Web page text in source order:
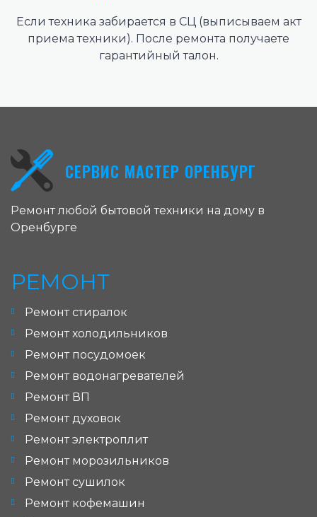
Если техника забирается в СЦ (выписываем акт
приема техники). После ремонта получаете
гарантийный талон.
СЕРВИС МАСТЕР ОРЕНБУРГ
Ремонт любой бытовой техники на дому в
Оренбурге
РЕМОНТ
Ремонт стиралок
Ремонт холодильников
Ремонт посудомоек
Ремонт водонагревателей
Ремонт ВП
Ремонт духовок
Ремонт электроплит
Ремонт морозильников
Ремонт сушилок
Ремонт кофемашин